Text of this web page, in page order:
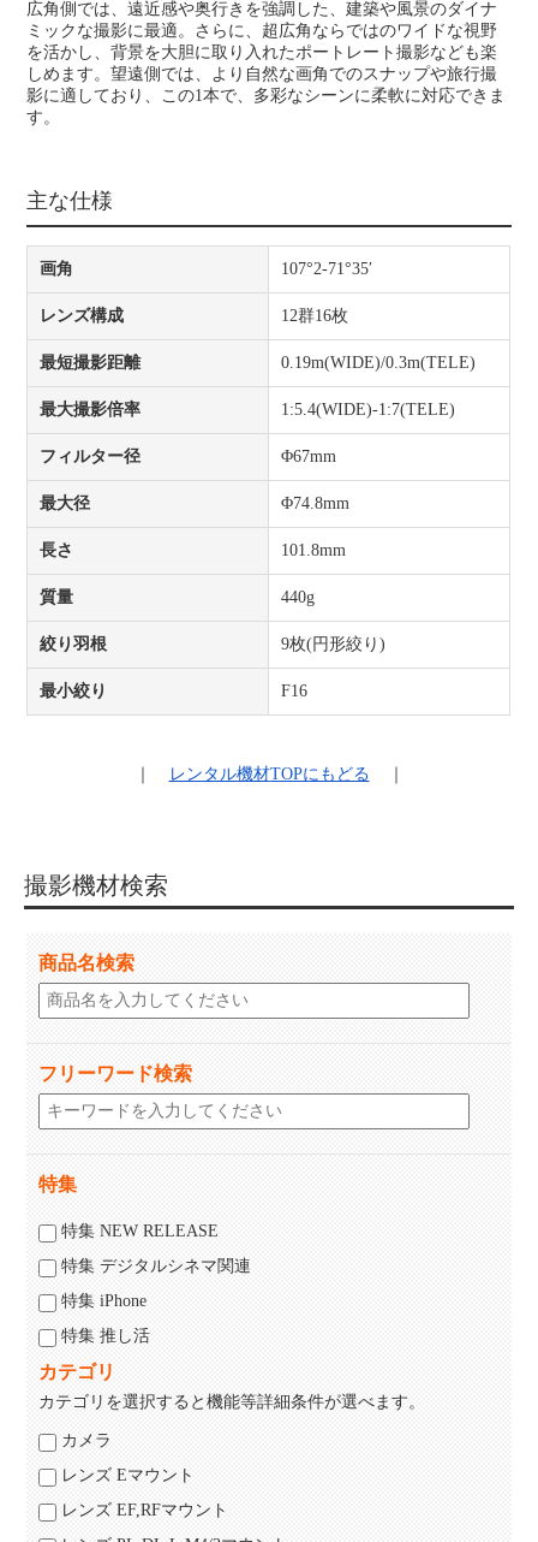
広角側では、遠近感や奥行きを強調した、建築や風景のダイナ
ミックな撮影に最適。さらに、超広角ならではのワイドな視野
を活かし、背景を大胆に取り入れたポートレート撮影なども楽
しめます。望遠側では、より自然な画角でのスナップや旅行撮
影に適しており、この1本で、多彩なシーンに柔軟に対応できま
す。
主な仕様
画角 107°2-71°35′
レンズ構成 12群16枚
最短撮影距離 0.19m(WIDE)/0.3m(TELE)
最大撮影倍率 1:5.4(WIDE)-1:7(TELE)
フィルター径 Φ67mm
最大径 Φ74.8mm
長さ 101.8mm
質量 440g
絞り羽根 9枚(円形絞り)
最小絞り F16
レンタル機材TOPにもどる
撮影機材検索
商品名検索
フリーワード検索
特集
特集 NEW RELEASE
特集 デジタルシネマ関連
特集 iPhone
特集 推し活
カテゴリ
カテゴリを選択すると機能等詳細条件が選べます。
カメラ
レンズ Eマウント
レンズ EF,RFマウント